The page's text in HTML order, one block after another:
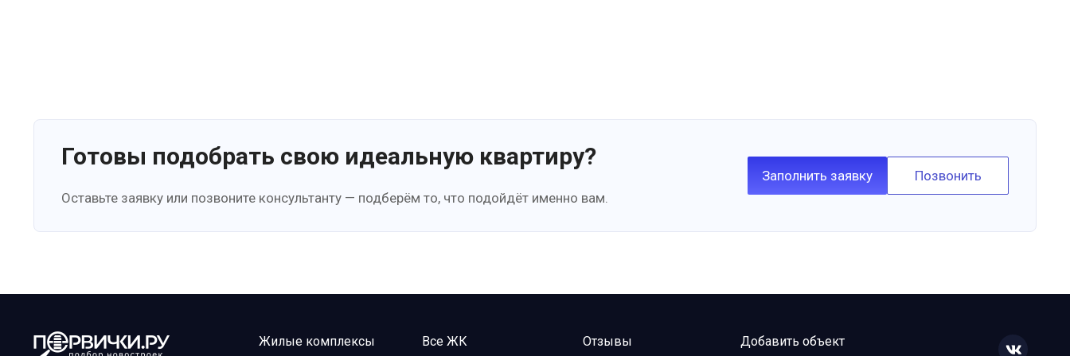
Готовы подобрать свою идеальную квартиру?
Оставьте заявку или позвоните консультанту — подберём то, что подойдёт именно вам.
Заполнить заявку Позвонить
Жилые комплексы Все ЖК Отзывы Добавить объект